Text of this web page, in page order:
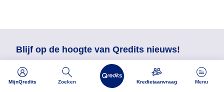
MijnQredits Zoeken Kredietaanvraag Menu
Blijf op de hoogte van Qredits nieuws!